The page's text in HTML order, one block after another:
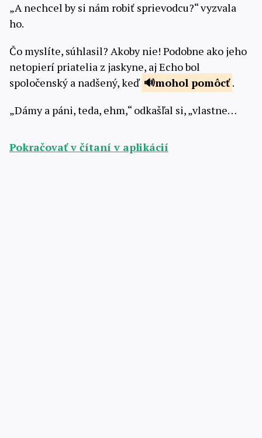
„A nechcel by si nám robiť sprievodcu?“ vyzvala
ho.
Čo myslíte, súhlasil? Akoby nie! Podobne ako jeho
netopierí priatelia z jaskyne, aj Echo bol
spoločenský a nadšený, keď
mohol pomôcť .
„Dámy a páni, teda, ehm,“ odkašľal si, „vlastne…
Pokračovať v čítaní v aplikácií